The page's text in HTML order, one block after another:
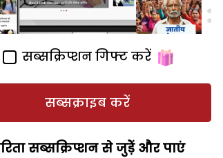
सब्सक्रिप्शन गिफ्ट करें
सब्सक्राइब करें
सब्सक्रिप्शन से जुड़ेें और पाएं